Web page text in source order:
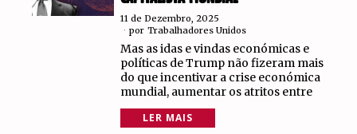
11 de Dezembro, 2025
por Trabalhadores Unidos
Mas as idas e vindas económicas e
políticas de Trump não fizeram mais
do que incentivar a crise económica
mundial, aumentar os atritos entre
LER MAIS